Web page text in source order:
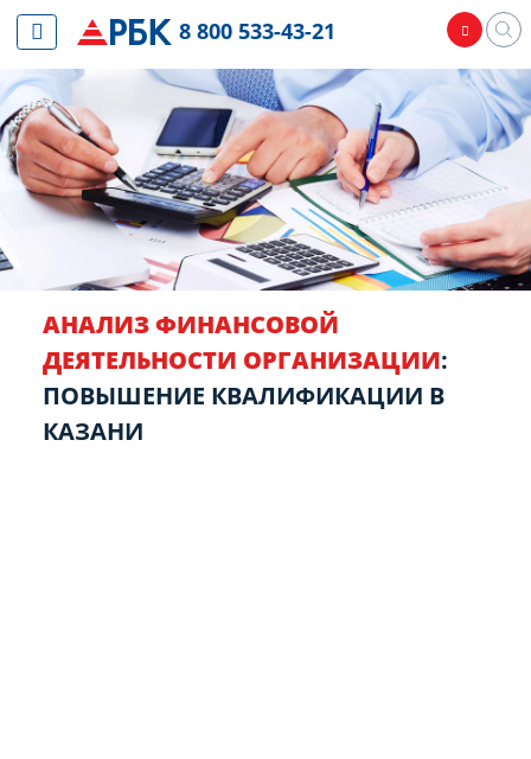
АНАЛИЗ ФИНАНСОВОЙ
ДЕЯТЕЛЬНОСТИ ОРГАНИЗАЦИИ:
ПОВЫШЕНИЕ КВАЛИФИКАЦИИ В
КАЗАНИ
8 800 533-43-21